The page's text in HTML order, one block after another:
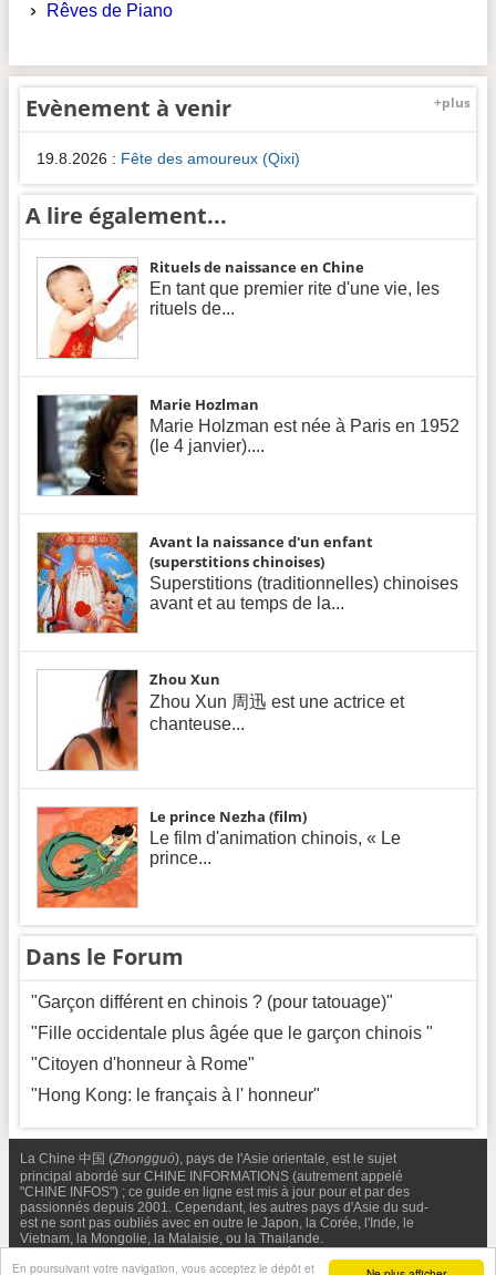
En poursuivant votre navigation, vous acceptez le dépôt et
Rêves de Piano
+plus
Evènement à venir
19.8.2026 : Fête des amoureux (Qixi)
A lire également...
Rituels de naissance en Chine
En tant que premier rite d'une vie, les
rituels de...
Marie Hozlman
Marie Holzman est née à Paris en 1952
(le 4 janvier)....
Avant la naissance d'un enfant
(superstitions chinoises)
Superstitions (traditionnelles) chinoises
avant et au temps de la...
Zhou Xun
Zhou Xun 周迅 est une actrice et
chanteuse...
Le prince Nezha (film)
Le film d'animation chinois, « Le
prince...
Dans le Forum
"Garçon différent en chinois ? (pour tatouage)"
"Fille occidentale plus âgée que le garçon chinois "
"Citoyen d'honneur à Rome"
"Hong Kong: le français à l' honneur"
La Chine 中国 (Zhongguó), pays de l'Asie orientale, est le sujet
principal abordé sur CHINE INFORMATIONS (autrement appelé
"CHINE INFOS") ; ce guide en ligne est mis à jour pour et par des
passionnés depuis 2001. Cependant, les autres pays d'Asie du sud-
est ne sont pas oubliés avec en outre le Japon, la Corée, l'Inde, le
Vietnam, la Mongolie, la Malaisie, ou la Thailande.